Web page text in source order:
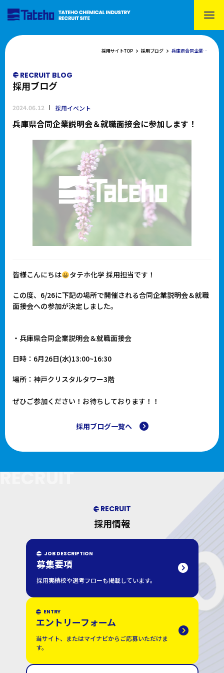
採用サイトTOP 採用ブログ 兵庫県合同企業説明会＆就職面接会に参加します！
RECRUIT BLOG
採用ブログ
2024.06.12 採用イベント
兵庫県合同企業説明会＆就職面接会に参加します！
皆様こんにちは タテホ化学 採用担当です！
この度、6/26に下記の場所で開催される合同企業説明会＆就職
面接会への参加が決定しました。
・兵庫県合同企業説明会＆就職面接会
日時：6月26日(水)13:00~16:30
場所：神戸クリスタルタワー3階
ぜひご参加ください！お待ちしております！！
採用ブログ一覧へ
RECRUIT
RECRUIT
採用情報
JOB DESCRIPTION
募集要項
採用実績校や選考フローも掲載しています。
ENTRY
エントリーフォーム
当サイト、またはマイナビからご応募いただけま
す。